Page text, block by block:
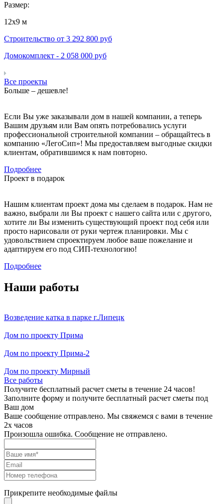
Размер:
12х9 м
Строительство от 3 292 800 руб
Домокомплект - 2 058 000 руб
Все проекты
Больше – дешевле!
Если Вы уже заказывали дом в нашей компании, а теперь
Вашим друзьям или Вам опять потребовались услуги
профессиональной строительной компании – обращайтесь в
компанию «ЛегоСип»! Мы предоставляем выгодные скидки
клиентам, обратившимся к нам повторно.
Подробнее
Проект в подарок
Нашим клиентам проект дома мы сделаем в подарок. Нам не
важно, выбрали ли Вы проект с нашего сайта или с другого,
хотите ли Вы изменить существующий проект под себя или
просто нарисовали от руки чертеж планировки. Мы с
удовольствием спроектируем любое ваше пожелание и
адаптируем его под СИП-технологию!
Подробнее
Наши работы
Возведение катка в парке г.Липецк
Дом по проекту Прима
Дом по проекту Прима-2
Дом по проекту Мирный
Все работы
Получите бесплатный расчет сметы в течение 24 часов!
Заполните форму и получите бесплатный расчет сметы под
Ваш дом
Ваше сообщение отправлено. Мы свяжемся с вами в течение
2х часов
Произошла ошибка. Сообщение не отправлено.
Прикрепите необходимые файлы